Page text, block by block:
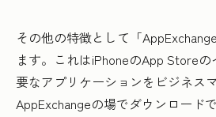
その他の特徴として「
ます。これはiPhoneのApp Store
要なアプリケーションをビジネス
AppExchangeの場でダウンロード